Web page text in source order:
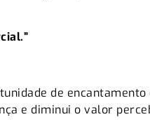
de
e diminui o valor